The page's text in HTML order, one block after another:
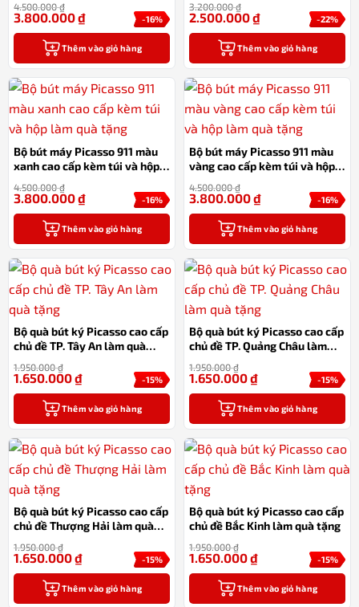
4.500.000₫
-16%
3.800.000₫
Thêm vào giỏ hàng
3.200.000₫
-22%
2.500.000₫
Thêm vào giỏ hàng
Bộ bút máy Picasso 911 màu
xanh cao cấp kèm túi và hộp
4.500.000₫
-16%
3.800.000₫
Thêm vào giỏ hàng
Bộ bút máy Picasso 911 màu
vàng cao cấp kèm túi và hộp
4.500.000₫
-16%
3.800.000₫
Thêm vào giỏ hàng
Bộ quà bút ký Picasso cao cấp
chủ đề TP. Tây An làm quà
1.950.000₫
-15%
1.650.000₫
Thêm vào giỏ hàng
Bộ quà bút ký Picasso cao cấp
chủ đề TP. Quảng Châu làm
1.950.000₫
-15%
1.650.000₫
Thêm vào giỏ hàng
Bộ quà bút ký Picasso cao cấp
chủ đề Thượng Hải làm quà
1.950.000₫
-15%
1.650.000₫
Thêm vào giỏ hàng
Bộ quà bút ký Picasso cao cấp
chủ đề Bắc Kinh làm quà tặng
1.950.000₫
-15%
1.650.000₫
Thêm vào giỏ hàng